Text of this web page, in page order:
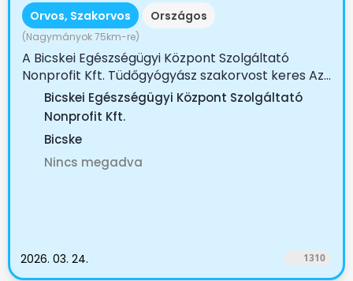
Orvos, Szakorvos Országos
(Nagymányok 75km-re)
A Bicskei Egészségügyi Központ Szolgáltató
Nonprofit Kft. Tüdőgyógyász szakorvost keres Az...
Bicskei Egészségügyi Központ Szolgáltató
Nonprofit Kft.
Bicske
Nincs megadva
2026. 03. 24. 1310